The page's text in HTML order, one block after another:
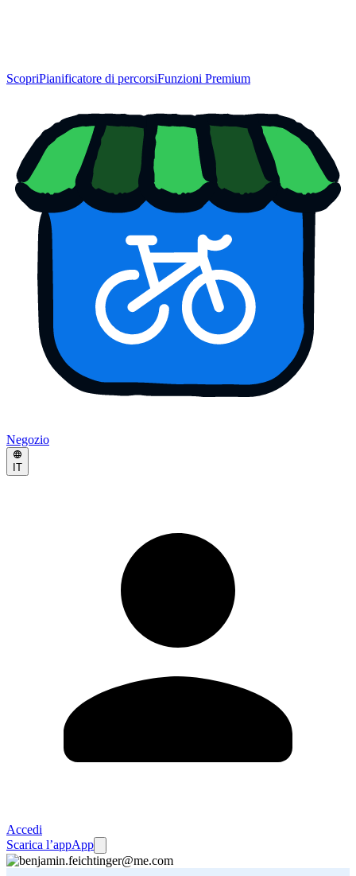
ScopriPianificatore di percorsiFunzioni Premium
Negozio
IT
Accedi
Scarica l’appApp